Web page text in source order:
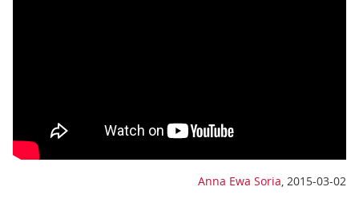
Anna Ewa Soria, 2015-03-02